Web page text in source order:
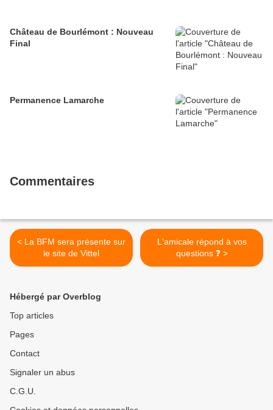
Château de Bourlémont : Nouveau
Final
Permanence Lamarche
Commentaires
< La BFM sera présente sur
le site de Vittel
L'amicale répond à vos
questions ❓️ >
Hébergé par Overblog
Top articles
Pages
Contact
Signaler un abus
C.G.U.